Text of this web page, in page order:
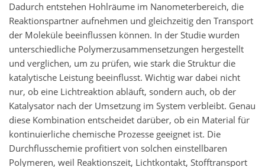
Dadurch entstehen Hohlräume im Nanometerbereich, die
Reaktionspartner aufnehmen und gleichzeitig den Transport
der Moleküle beeinflussen können. In der Studie wurden
unterschiedliche Polymerzusammensetzungen hergestellt
und verglichen, um zu prüfen, wie stark die Struktur die
katalytische Leistung beeinflusst. Wichtig war dabei nicht
nur, ob eine Lichtreaktion abläuft, sondern auch, ob der
Katalysator nach der Umsetzung im System verbleibt. Genau
diese Kombination entscheidet darüber, ob ein Material für
kontinuierliche chemische Prozesse geeignet ist. Die
Durchflusschemie profitiert von solchen einstellbaren
Polymeren, weil Reaktionszeit, Lichtkontakt, Stofftransport